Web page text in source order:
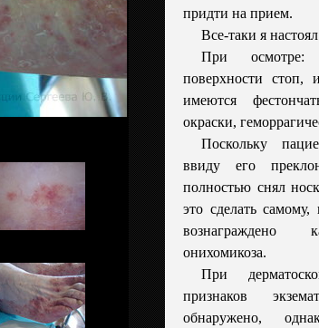
придти на прием.
Все-таки я
При осмотре:
поверхности стоп,
имеются
окраски,
Поскольку
ввиду его
полностью снял
это сделать
вознаграждено
онихомикоза.
При
признаков
обнаружено,